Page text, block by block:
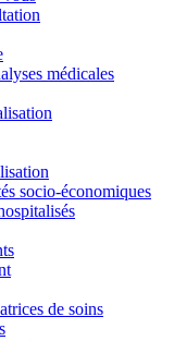
médicales
socio-économiques
de soins